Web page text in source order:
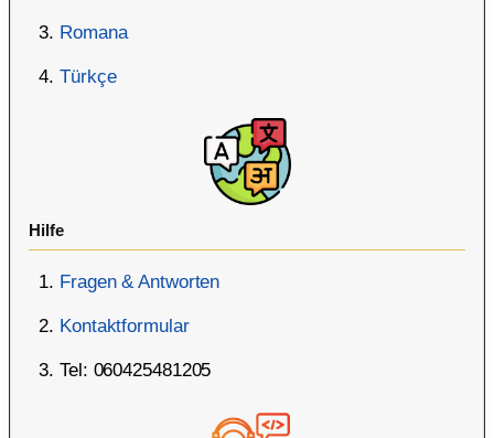
Romana
Türkçe
Hilfe
Fragen & Antworten
Kontaktformular
Tel: 060425481205